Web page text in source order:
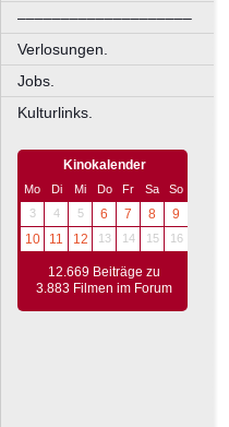
––––––––––––––––––––
Verlosungen.
Jobs.
Kulturlinks.
Kinokalender
Mo Di Mi Do Fr Sa
So
3
4 5 6 7 8
9
10
11 12 13 14 15 16
12.669 Beiträge zu
3.883 Filmen im Forum